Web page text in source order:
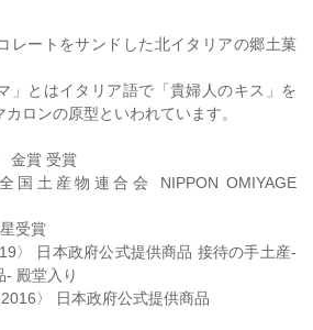
レートをサンドした北イタリアの郷土菓
」とはイタリア語で「貴婦人のキス」を
ロンの原型といわれています。
金賞 受賞
国土産物連合会 NIPPON OMIYAGE
受賞
〉 日本政府公式提供商品 接待の手土産-
- 殿堂入り
〉 日本政府公式提供商品